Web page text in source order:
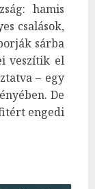
hamis
csalások,
sárba
veszítik el
– egy
De
engedi